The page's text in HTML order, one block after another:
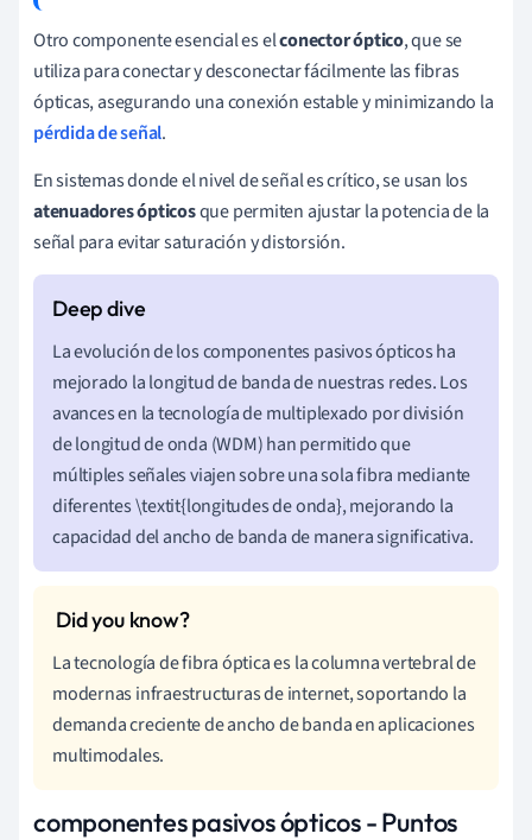
Otro componente esencial es elconector óptico, que se
utiliza para conectar y desconectar fácilmente las fibras
ópticas, asegurando una conexión estable y minimizando la
pérdida de señal.
En sistemas donde el nivel de señal es crítico, se usan los
atenuadores ópticosque permiten ajustar la potencia de la
señal para evitar saturación y distorsión.
La evolución de los componentes pasivos ópticos ha
mejorado la longitud de banda de nuestras redes. Los
avances en la tecnología de multiplexado por división
de longitud de onda (WDM) han permitido que
múltiples señales viajen sobre una sola fibra mediante
diferentes \textit{longitudes de onda}, mejorando la
capacidad del ancho de banda de manera significativa.
La tecnología de fibra óptica es la columna vertebral de
modernas infraestructuras de internet, soportando la
demanda creciente de ancho de banda en aplicaciones
multimodales.
componentes pasivos ópticos - Puntos